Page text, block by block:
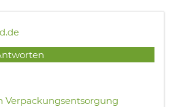
Verpackungsentsorgung